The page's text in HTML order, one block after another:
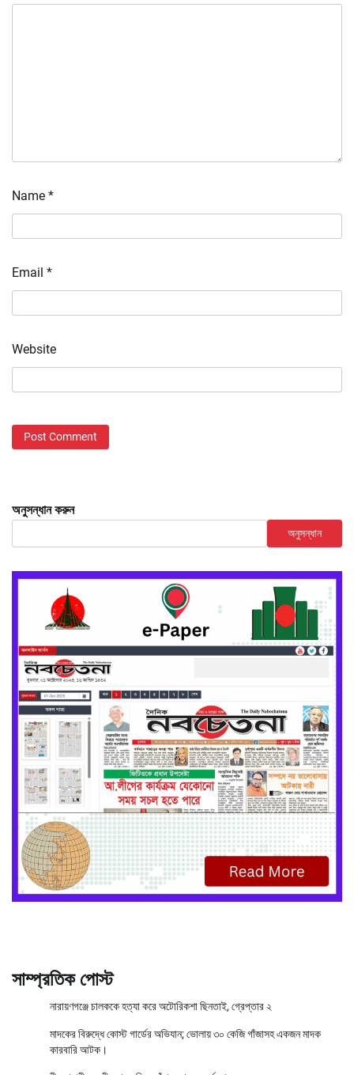
Name *
Email *
Website
অনুসন্ধান করুন
অনুসন্ধান
সাম্প্রতিক পোস্ট
নারায়ণগঞ্জে চালককে হত্যা করে অটোরিকশা ছিনতাই, গ্রেপ্তার ২
মাদকের বিরুদ্ধে কোস্ট গার্ডের অভিযান; ভোলায় ৩০ কেজি গাঁজাসহ একজন মাদক
কারবারি আটক।